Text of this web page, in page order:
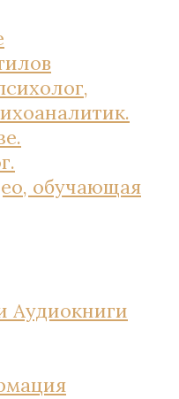
обучающая
Аудиокниги